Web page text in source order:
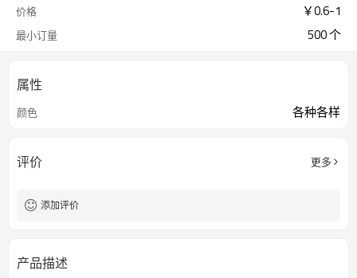
价格 ￥0.6-1
最小订量 500 个
属性
颜色 各种各样
评价 更多
添加评价
产品描述